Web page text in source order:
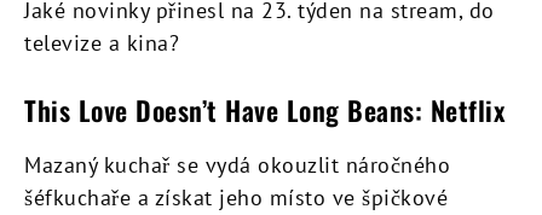
Jaké novinky přinesl na 23. týden na stream, do
televize a kina?
This Love Doesn’t Have Long Beans: Netflix
Mazaný kuchař se vydá okouzlit náročného
šéfkuchaře a získat jeho místo ve špičkové